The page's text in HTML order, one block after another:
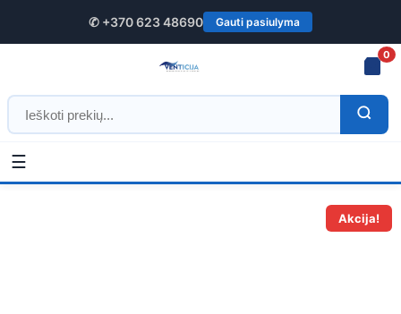
✆ +370 623 48690 Gauti pasiulyma
0
☰
Pradžia
Akcija!